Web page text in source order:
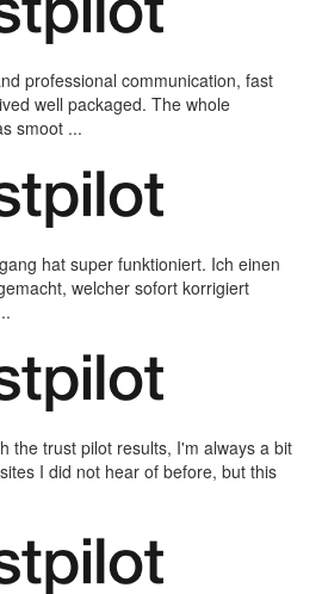
professional communication, fast
well packaged. The whole
smoot ...
hat super funktioniert. Ich einen
welcher sofort korrigiert
the trust pilot results, I'm always a bit
I did not hear of before, but this